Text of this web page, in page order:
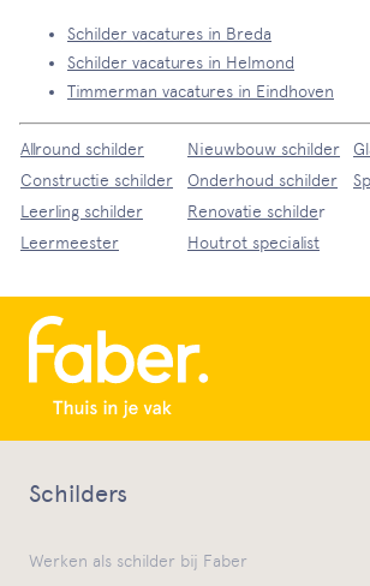
Schilder vacatures in Breda
Schilder vacatures in Helmond
Timmerman vacatures in Eindhoven
Allround schilder Nieuwbouw schilder
Constructie schilder
Onderhoud schilder
Leerling schilder
Renovatie schilder
Leermeester
Houtrot specialist
Schilders
Werken als schilder bij Faber